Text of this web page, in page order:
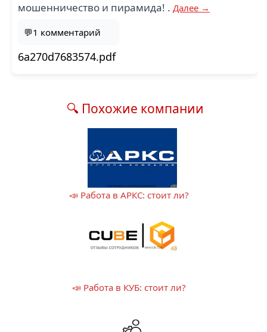
мошенничество и пирамида! . Далее →
💬1 комментарий
6a270d7683574.pdf
🔍 Похожие компании
📣 Работа в АРКС: стоит ли?
📣 Работа в КУБ: стоит ли?